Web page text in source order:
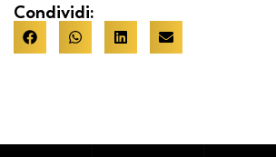
Condividi: